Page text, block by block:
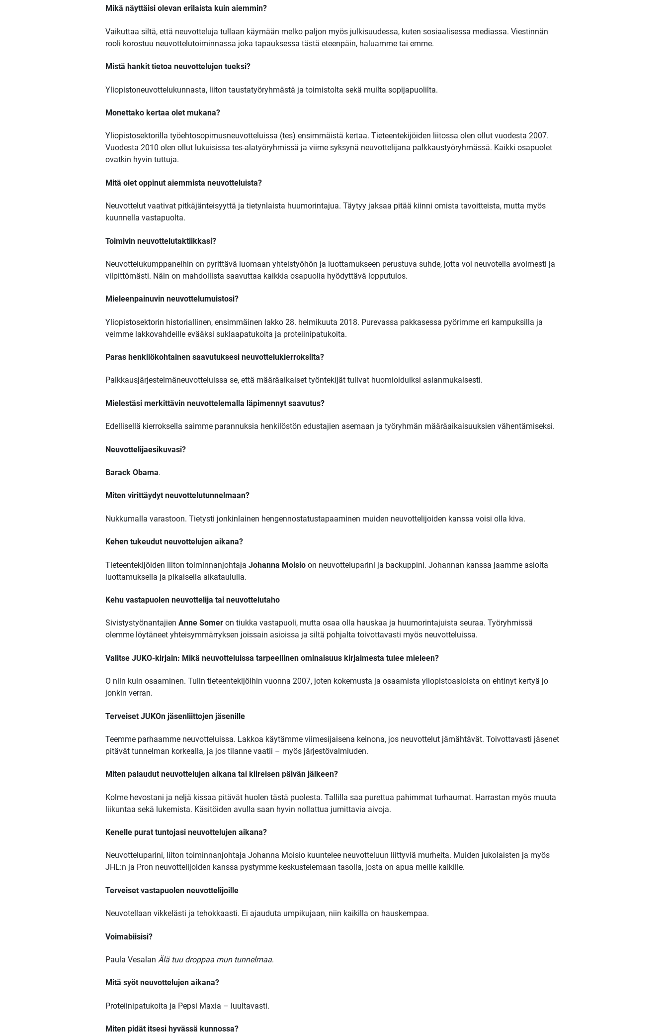
Mikä näyttäisi olevan erilaista kuin aiemmin?
Vaikuttaa siltä, että neuvotteluja tullaan käymään melko paljon myös julkisuudessa, kuten sosiaalisessa mediassa. Viestinnän
rooli korostuu neuvottelutoiminnassa joka tapauksessa tästä eteenpäin, haluamme tai emme.
Mistä hankit tietoa neuvottelujen tueksi?
Yliopistoneuvottelukunnasta, liiton taustatyöryhmästä ja toimistolta sekä muilta sopijapuolilta.
Monettako kertaa olet mukana?
Yliopistosektorilla työehtosopimusneuvotteluissa (tes) ensimmäistä kertaa. Tieteentekijöiden liitossa olen ollut vuodesta 2007.
Vuodesta 2010 olen ollut lukuisissa tes-alatyöryhmissä ja viime syksynä neuvottelijana palkkaustyöryhmässä. Kaikki osapuolet
ovatkin hyvin tuttuja.
Mitä olet oppinut aiemmista neuvotteluista?
Neuvottelut vaativat pitkäjänteisyyttä ja tietynlaista huumorintajua. Täytyy jaksaa pitää kiinni omista tavoitteista, mutta myös
kuunnella vastapuolta.
Toimivin neuvottelutaktiikkasi?
Neuvottelukumppaneihin on pyrittävä luomaan yhteistyöhön ja luottamukseen perustuva suhde, jotta voi neuvotella avoimesti ja
vilpittömästi. Näin on mahdollista saavuttaa kaikkia osapuolia hyödyttävä lopputulos.
Mieleenpainuvin neuvottelumuistosi?
Yliopistosektorin historiallinen, ensimmäinen lakko 28. helmikuuta 2018. Purevassa pakkasessa pyörimme eri kampuksilla ja
veimme lakkovahdeille evääksi suklaapatukoita ja proteiinipatukoita.
Paras henkilökohtainen saavutuksesi neuvottelukierroksilta?
Palkkausjärjestelmäneuvotteluissa se, että määräaikaiset työntekijät tulivat huomioiduiksi asianmukaisesti.
Mielestäsi merkittävin neuvottelemalla läpimennyt saavutus?
Edellisellä kierroksella saimme parannuksia henkilöstön edustajien asemaan ja työryhmän määräaikaisuuksien vähentämiseksi.
Neuvottelijaesikuvasi?
Barack Obama.
Miten virittäydyt neuvottelutunnelmaan?
Nukkumalla varastoon. Tietysti jonkinlainen hengennostatustapaaminen muiden neuvottelijoiden kanssa voisi olla kiva.
Kehen tukeudut neuvottelujen aikana?
Tieteentekijöiden liiton toiminnanjohtaja Johanna Moisioon neuvotteluparini ja backuppini. Johannan kanssa jaamme asioita
luottamuksella ja pikaisella aikataululla.
Kehu vastapuolen neuvottelija tai neuvottelutaho
Sivistystyönantajien Anne Someron tiukka vastapuoli, mutta osaa olla hauskaa ja huumorintajuista seuraa. Työryhmissä
olemme löytäneet yhteisymmärryksen joissain asioissa ja siltä pohjalta toivottavasti myös neuvotteluissa.
Valitse JUKO-kirjain: Mikä neuvotteluissa tarpeellinen ominaisuus kirjaimesta tulee mieleen?
O niin kuin osaaminen. Tulin tieteentekijöihin vuonna 2007, joten kokemusta ja osaamista yliopistoasioista on ehtinyt kertyä jo
jonkin verran.
Terveiset JUKOn jäsenliittojen jäsenille
Teemme parhaamme neuvotteluissa. Lakkoa käytämme viimesijaisena keinona, jos neuvottelut jämähtävät. Toivottavasti jäsenet
pitävät tunnelman korkealla, ja jos tilanne vaatii – myös järjestövalmiuden.
Miten palaudut neuvottelujen aikana tai kiireisen päivän jälkeen?
Kolme hevostani ja neljä kissaa pitävät huolen tästä puolesta. Tallilla saa purettua pahimmat turhaumat. Harrastan myös muuta
liikuntaa sekä lukemista. Käsitöiden avulla saan hyvin nollattua jumittavia aivoja.
Kenelle purat tuntojasi neuvottelujen aikana?
Neuvotteluparini, liiton toiminnanjohtaja Johanna Moisio kuuntelee neuvotteluun liittyviä murheita. Muiden jukolaisten ja myös
JHL:n ja Pron neuvottelijoiden kanssa pystymme keskustelemaan tasolla, josta on apua meille kaikille.
Terveiset vastapuolen neuvottelijoille
Neuvotellaan vikkelästi ja tehokkaasti. Ei ajauduta umpikujaan, niin kaikilla on hauskempaa.
Voimabiisisi?
Paula Vesalan Älä tuu droppaa mun tunnelmaa.
Mitä syöt neuvottelujen aikana?
Proteiinipatukoita ja Pepsi Maxia – luultavasti.
Miten pidät itsesi hyvässä kunnossa?